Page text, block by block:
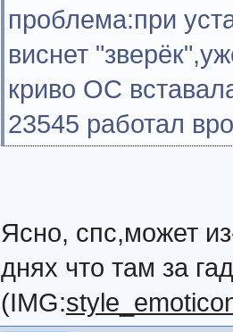
проблема:при
виснет
криво ОС
23545 работал
Ясно, спс,может
днях что там за
(IMG: